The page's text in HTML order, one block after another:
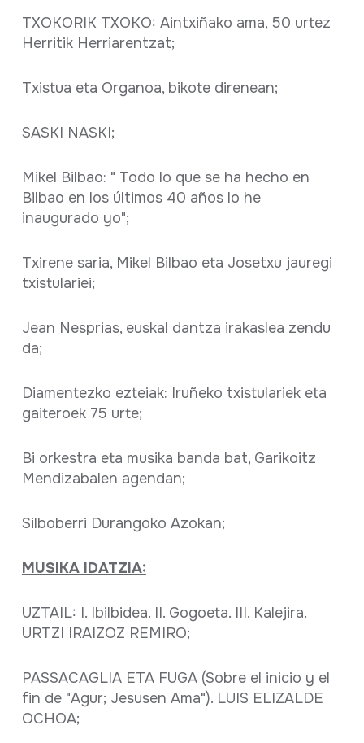
TXOKORIK TXOKO: Aintxiñako ama, 50 urtez
Herritik Herriarentzat;
Txistua eta Organoa, bikote direnean;
SASKI NASKI;
Mikel Bilbao: " Todo lo que se ha hecho en
Bilbao en los últimos 40 años lo he
inaugurado yo";
Txirene saria, Mikel Bilbao eta Josetxu jauregi
txistulariei;
Jean Nesprias, euskal dantza irakaslea zendu
da;
Diamentezko ezteiak: Iruñeko txistulariek eta
gaiteroek 75 urte;
Bi orkestra eta musika banda bat, Garikoitz
Mendizabalen agendan;
Silboberri Durangoko Azokan;
MUSIKA IDATZIA:
UZTAIL: I. Ibilbidea. II. Gogoeta. III. Kalejira.
URTZI IRAIZOZ REMIRO;
PASSACAGLIA ETA FUGA (Sobre el inicio y el
fin de "Agur; Jesusen Ama"). LUIS ELIZALDE
OCHOA;